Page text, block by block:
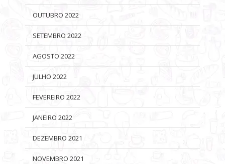
OUTUBRO 2022
SETEMBRO 2022
AGOSTO 2022
JULHO 2022
FEVEREIRO 2022
JANEIRO 2022
DEZEMBRO 2021
NOVEMBRO 2021